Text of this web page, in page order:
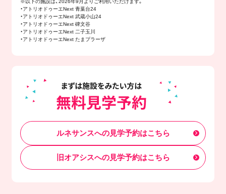
※以下の施設は、2026年9月よりご利用いただけます。
・アトリオドゥーエNext 青葉台24
・アトリオドゥーエNext 武蔵小山24
・アトリオドゥーエNext 碑文谷
・アトリオドゥーエNext 二子玉川
・アトリオドゥーエNext たまプラーザ
ルネサンスへの見学予約はこちら
旧オアシスへの見学予約はこちら